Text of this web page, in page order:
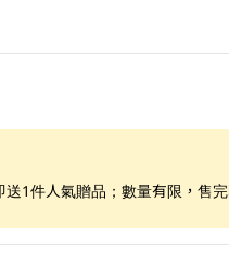
1件人氣贈品；數量有限，售